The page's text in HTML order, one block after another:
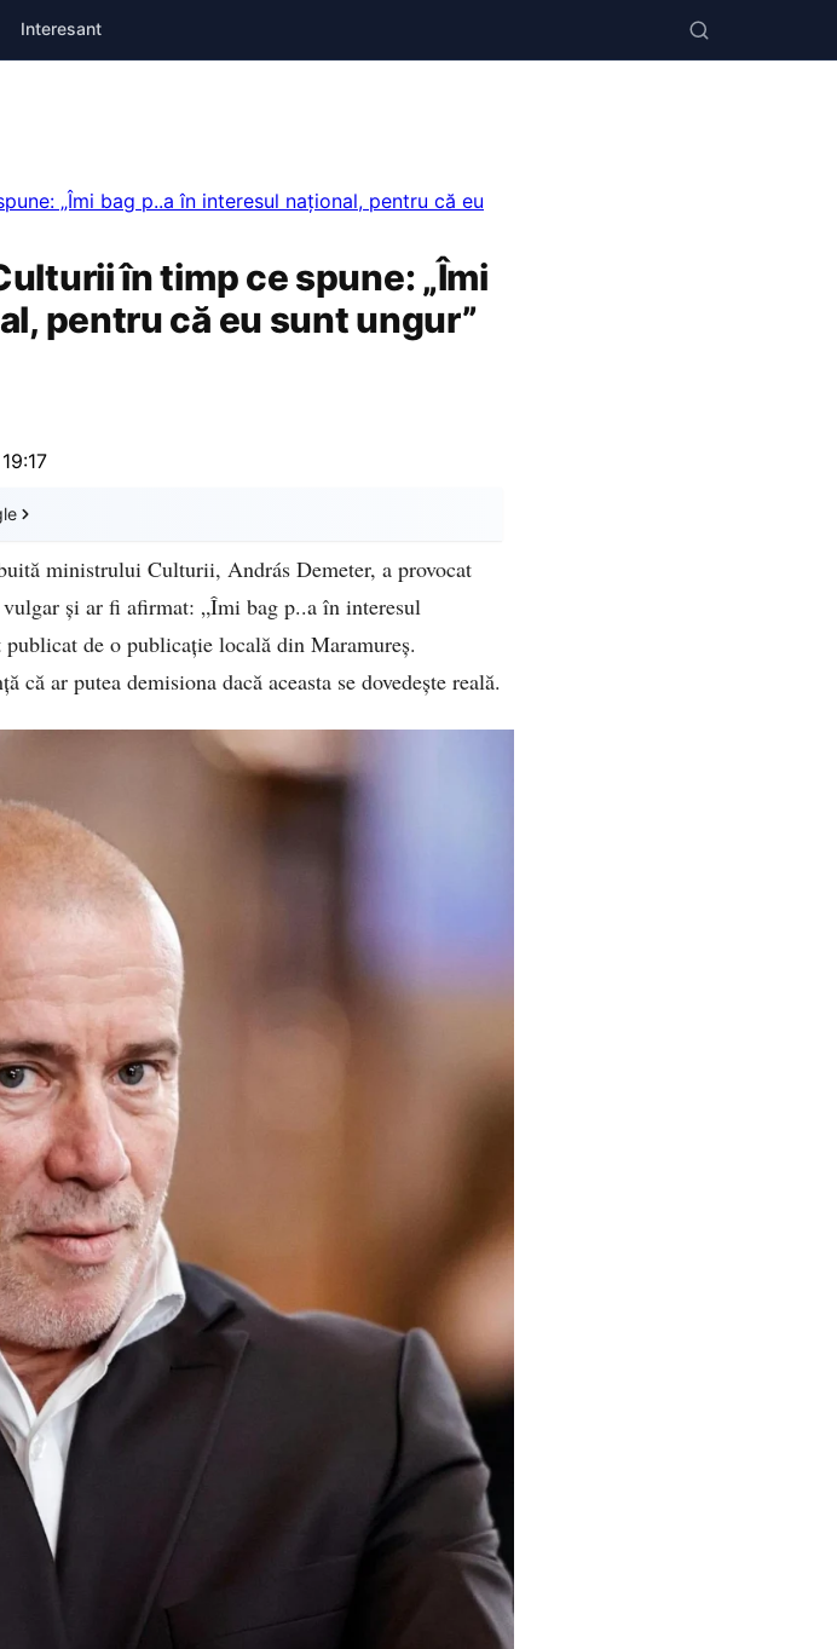
Interesant
„Îmi bag p..a în interesul național, pentru că eu
în timp ce spune: „Îmi
pentru că eu sunt ungur”
ministrului Culturii, András Demeter, a provocat
și ar fi afirmat: „Îmi bag p..a în interesul
de o publicație locală din Maramureș.
ar putea demisiona dacă aceasta se dovedește reală.